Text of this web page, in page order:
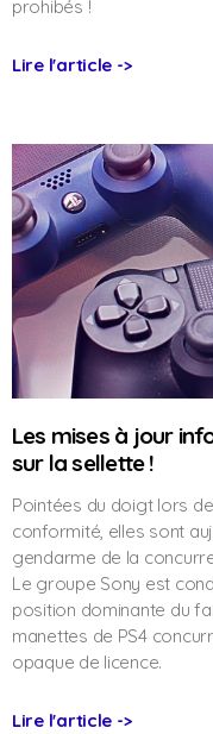
prohibés !
Lire l'article ->
Les mises à jour
sur la sellette !
Pointées du doigt lors
conformité, elles sont
gendarme de la
Le groupe Sony est
position dominante du
manettes de PS4
opaque de licence.
Lire l'article ->